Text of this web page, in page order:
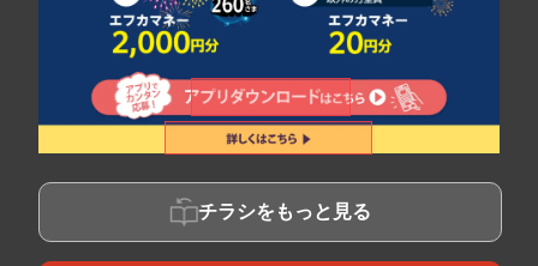
チラシをもっと見る